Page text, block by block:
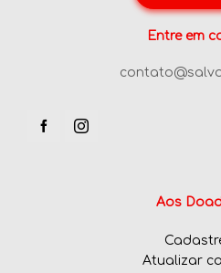
Entre em
Aos
Atualizar